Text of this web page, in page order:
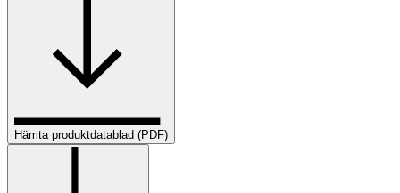
Hämta produktdatablad (PDF)